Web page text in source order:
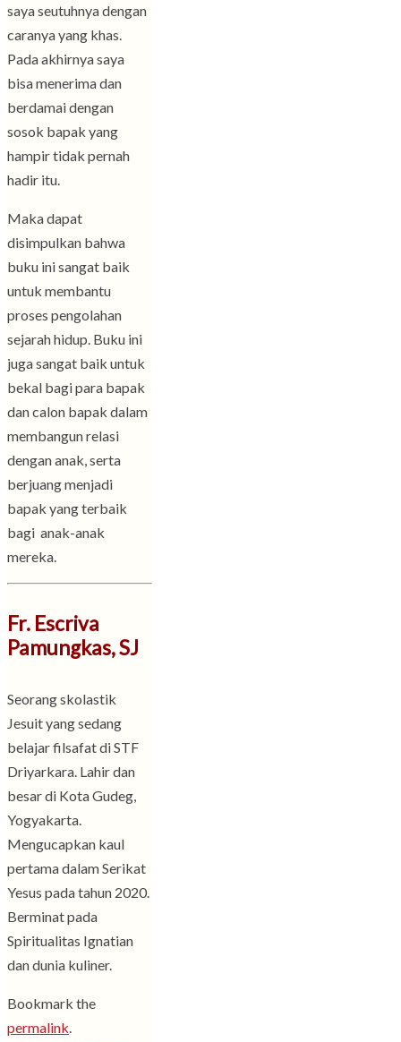
saya seutuhnya dengan
caranya yang khas.
Pada akhirnya saya
bisa menerima dan
berdamai dengan
sosok bapak yang
hampir tidak pernah
hadir itu.
Maka dapat
disimpulkan bahwa
buku ini sangat baik
untuk membantu
proses pengolahan
sejarah hidup. Buku ini
juga sangat baik untuk
bekal bagi para bapak
dan calon bapak dalam
membangun relasi
dengan anak, serta
berjuang menjadi
bapak yang terbaik
bagi anak-anak
mereka.
Fr. Escriva
Pamungkas, SJ
Seorang skolastik
Jesuit yang sedang
belajar filsafat di STF
Driyarkara. Lahir dan
besar di Kota Gudeg,
Yogyakarta.
Mengucapkan kaul
pertama dalam Serikat
Yesus pada tahun 2020.
Berminat pada
Spiritualitas Ignatian
dan dunia kuliner.
Bookmark the
permalink.